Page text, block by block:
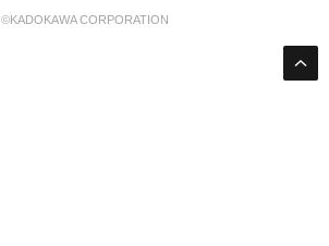
©KADOKAWA CORPORATION